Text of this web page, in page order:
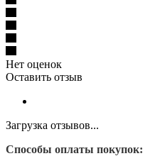
Нет оценок
Оставить отзыв
Загрузка отзывов...
Способы оплаты покупок: